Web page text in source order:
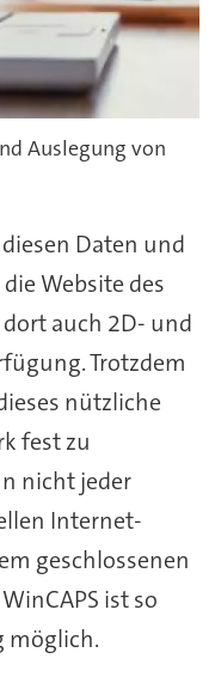
Auslegung von
Daten und
Website des
auch 2D- und
Trotzdem
nützliche
fest zu
nicht jeder
Internet-
geschlossenen
ist so
möglich.